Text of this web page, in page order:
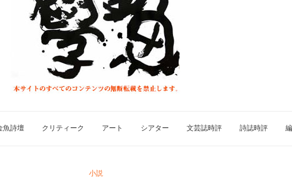
魚詩壇 クリティーク アート シアター 文芸誌時評 詩誌時評
小説